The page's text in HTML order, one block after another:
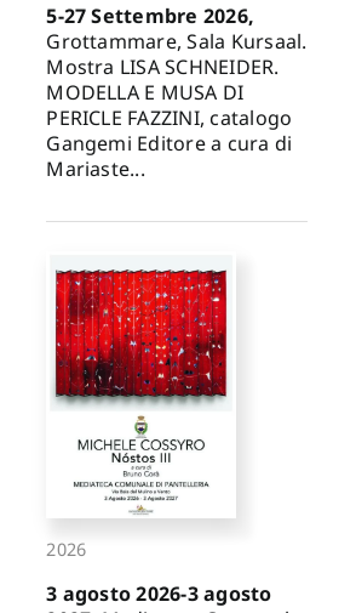
5-27 Settembre 2026,
Grottammare, Sala Kursaal.
Mostra LISA SCHNEIDER.
MODELLA E MUSA DI
PERICLE FAZZINI, catalogo
Gangemi Editore a cura di
Mariaste...
2026
3 agosto 2026-3 agosto